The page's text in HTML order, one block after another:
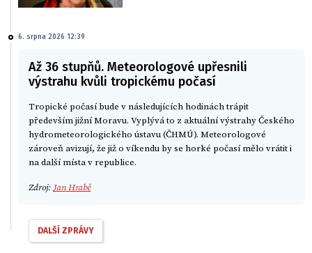
6. srpna 2026 12:39
Až 36 stupňů. Meteorologové upřesnili
výstrahu kvůli tropickému počasí
Tropické počasí bude v následujících hodinách trápit
především jižní Moravu. Vyplývá to z aktuální výstrahy Českého
hydrometeorologického ústavu (ČHMÚ). Meteorologové
zároveň avizují, že již o víkendu by se horké počasí mělo vrátit i
na další místa v republice.
Zdroj:Jan Hrabě
DALŠÍ ZPRÁVY